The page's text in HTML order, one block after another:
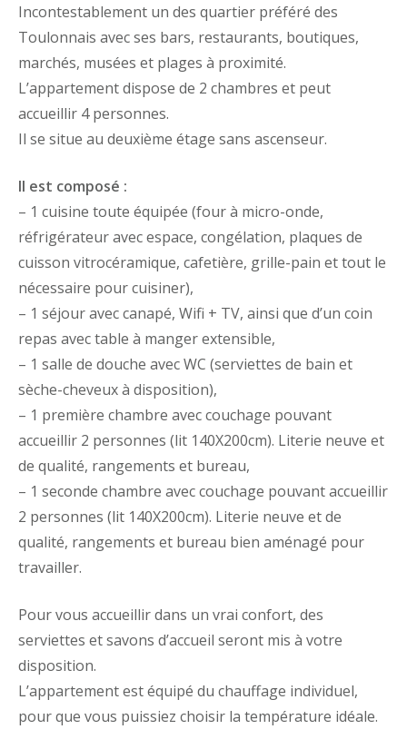
Incontestablement un des quartier préféré des
Toulonnais avec ses bars, restaurants, boutiques,
marchés, musées et plages à proximité.
L’appartement dispose de 2 chambres et peut
accueillir 4 personnes.
Il se situe au deuxième étage sans ascenseur.
Il est composé :
– 1 cuisine toute équipée (four à micro-onde,
réfrigérateur avec espace, congélation, plaques de
cuisson vitrocéramique, cafetière, grille-pain et tout le
nécessaire pour cuisiner),
– 1 séjour avec canapé, Wifi + TV, ainsi que d’un coin
repas avec table à manger extensible,
– 1 salle de douche avec WC (serviettes de bain et
sèche-cheveux à disposition),
– 1 première chambre avec couchage pouvant
accueillir 2 personnes (lit 140X200cm). Literie neuve et
de qualité, rangements et bureau,
– 1 seconde chambre avec couchage pouvant accueillir
2 personnes (lit 140X200cm). Literie neuve et de
qualité, rangements et bureau bien aménagé pour
travailler.
Pour vous accueillir dans un vrai confort, des
serviettes et savons d’accueil seront mis à votre
disposition.
L’appartement est équipé du chauffage individuel,
pour que vous puissiez choisir la température idéale.